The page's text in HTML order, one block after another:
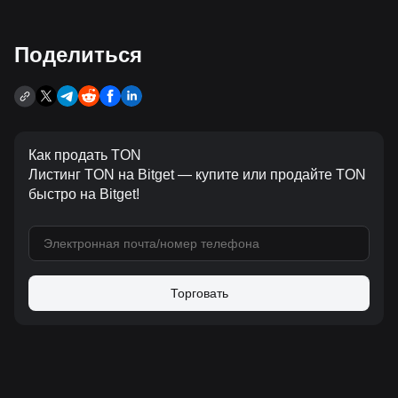
Поделиться
Как продать TON
Листинг TON на Bitget — купите или продайте TON
быстро на Bitget!
Торговать